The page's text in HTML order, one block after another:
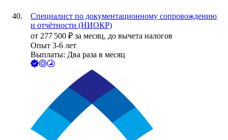
Специалист по документационному сопровождению
и отчётности (НИОКР)
от 277 500 ₽ за месяц, до вычета налогов
Опыт 3-6 лет
Выплаты: Два раза в месяц